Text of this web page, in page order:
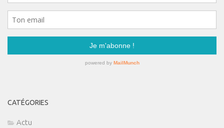
CATÉGORIES
Actu